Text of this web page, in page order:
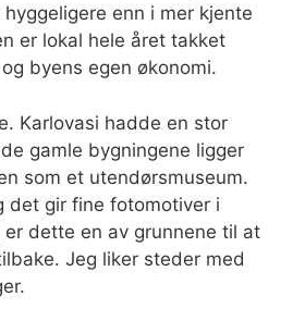
enn i mer kjente
er lokal hele året takket
byens egen økonomi.
Karlovasi hadde en stor
gamle bygningene ligger
som et utendørsmuseum.
det gir fine fotomotiver i
er dette en av grunnene til at
Jeg liker steder med